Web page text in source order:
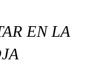
EN LA